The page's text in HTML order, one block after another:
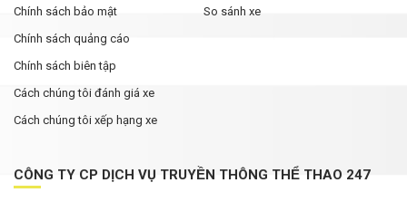
Chính sách bảo mật
Chính sách quảng cáo
Chính sách biên tập
Cách chúng tôi đánh giá xe
Cách chúng tôi xếp hạng xe
So sánh xe
CÔNG TY CP DỊCH VỤ TRUYỀN THÔNG THỂ THAO 247